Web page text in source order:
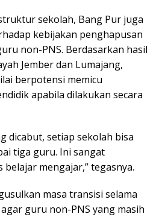
sekolah, Bang Pur juga
kebijakan penghapusan
non-PNS. Berdasarkan hasil
Jember dan Lumajang,
berpotensi memicu
apabila dilakukan secara
dicabut, setiap sekolah bisa
tiga guru. Ini sangat
mengajar,” tegasnya.
masa transisi selama
guru non-PNS yang masih